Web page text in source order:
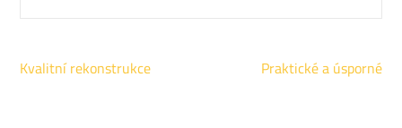
Navigace
Kvalitní rekonstrukce Praktické a úsporné